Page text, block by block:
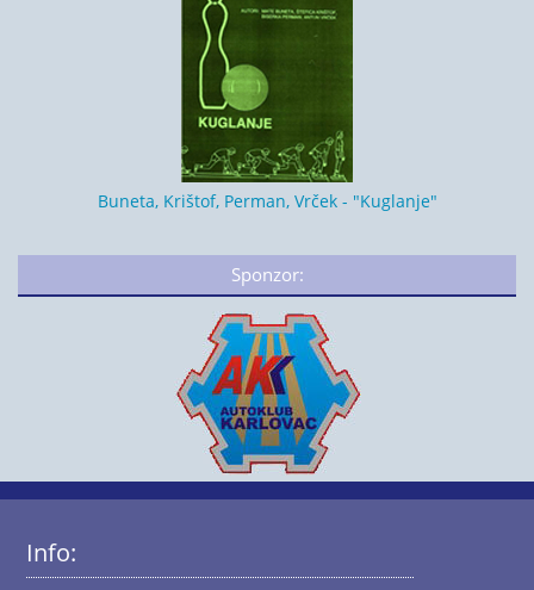
Buneta, Krištof, Perman, Vrček - "Kuglanje"
Sponzor:
Info: